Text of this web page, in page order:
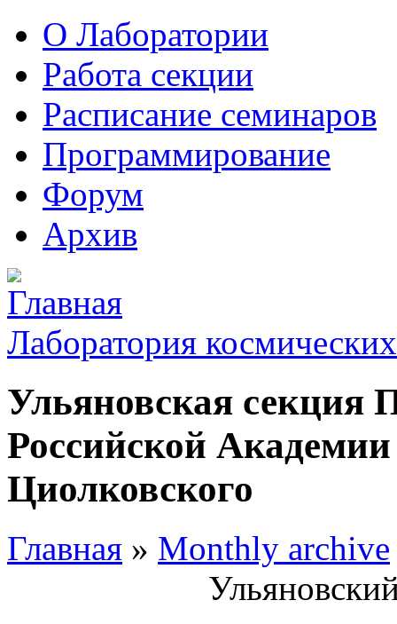
О Лаборатории
Работа секции
Расписание семинаров
Программирование
Форум
Архив
Лаборатория
Ульяновская секция
Российской
Циолковского
Главная » Monthly archive